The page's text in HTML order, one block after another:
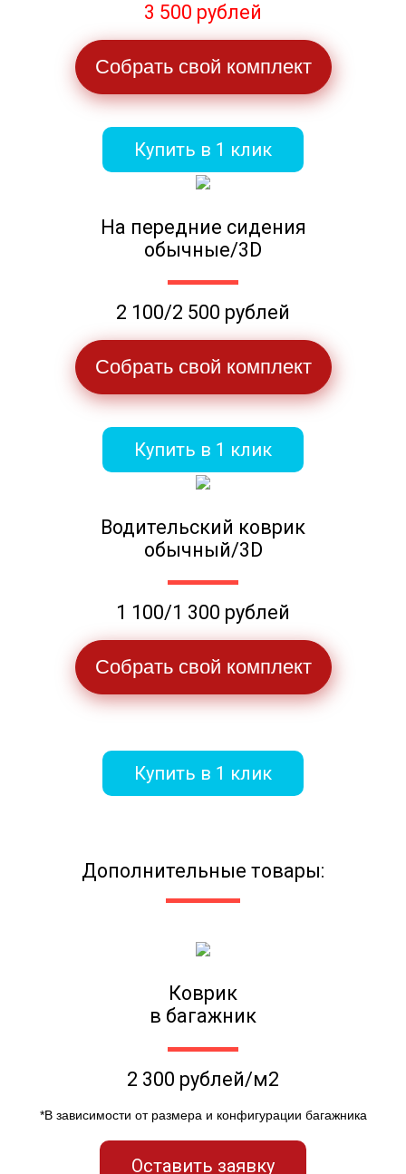
3 500 рублей
Собрать свой комплект
Купить в 1 клик
На передние сидения
обычные/3D
2 100/2 500 рублей
Собрать свой комплект
Купить в 1 клик
Водительский коврик
обычный/3D
1 100/1 300 рублей
Собрать свой комплект
Купить в 1 клик
Дополнительные товары:
Коврик
в багажник
2 300 рублей/м2
*В зависимости от размера и конфигурации багажника
Оставить заявку